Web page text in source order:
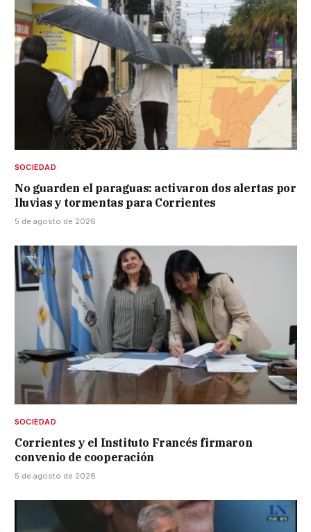
SOCIEDAD
No guarden el paraguas: activaron dos alertas por
lluvias y tormentas para Corrientes
5 de agosto de 2026
SOCIEDAD
Corrientes y el Instituto Francés firmaron
convenio de cooperación
5 de agosto de 2026